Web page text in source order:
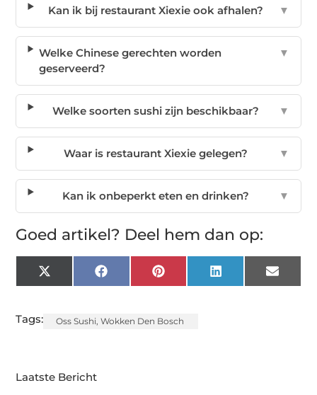
Kan ik bij restaurant Xiexie ook afhalen? ▼
Welke Chinese gerechten worden
geserveerd?
▼
Welke soorten sushi zijn beschikbaar? ▼
Waar is restaurant Xiexie gelegen? ▼
Kan ik onbeperkt eten en drinken? ▼
Goed artikel? Deel hem dan op:
X
(Twitter)
FacebookPinterest LinkedIn Email
Tags: Oss Sushi,Wokken Den Bosch
Laatste Bericht